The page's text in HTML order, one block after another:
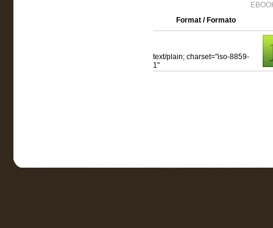
Format / Formato
text/plain; charset="iso-8859-
1"